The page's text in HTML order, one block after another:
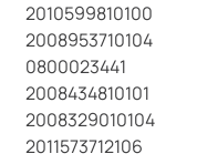
2010599810100
2008953710104
0800023441
2008434810101
2008329010104
2011573712106